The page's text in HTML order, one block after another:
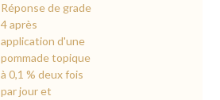
Réponse de grade
4 après
application d'une
pommade topique
à 0,1 % deux fois
par jour et